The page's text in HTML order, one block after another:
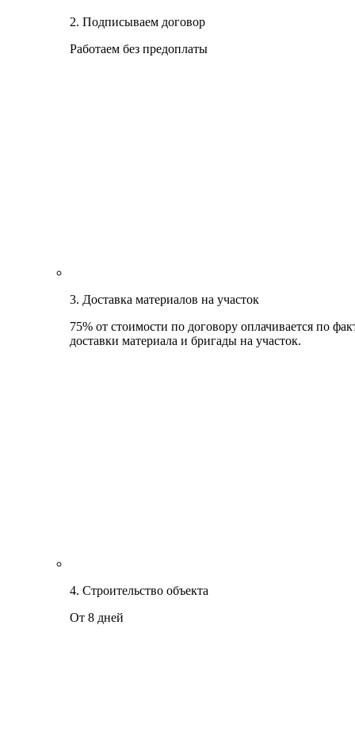
2. Подписываем договор
Работаем без предоплаты
3. Доставка материалов на участок
75% от стоимости по договору оплачивается по
доставки материала и бригады на участок.
4. Строительство объекта
От 8 дней